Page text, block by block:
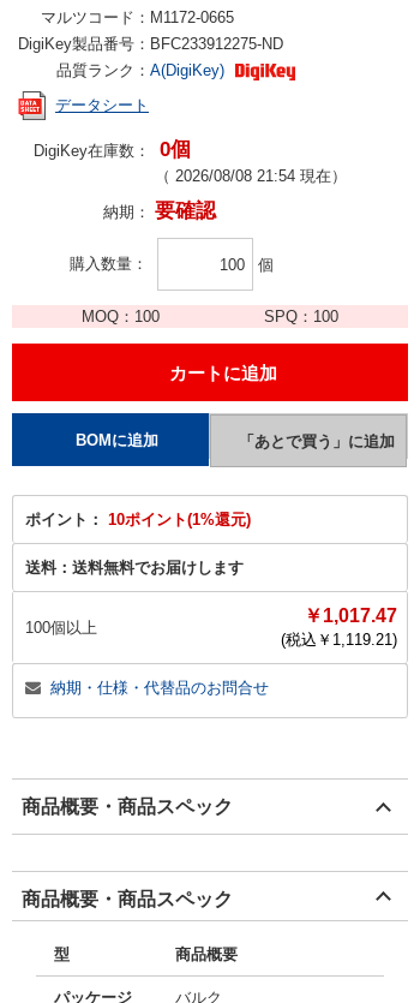
マルツコード： M1172-0665
DigiKey製品番号： BFC233912275-ND
品質ランク： A(DigiKey)
データシート
DigiKey在庫数： 0個
（ 2026/08/08 21:54 現在）
納期： 要確認
購入数量 個
MOQ： 100 SPQ： 100
ポイント： 10ポイント(1%還元)
送料： 送料無料でお届けします
100個以上
￥1,017.47
(税込￥ 1,119.21)
納期・仕様・代替品のお問合せ
商品概要・商品スペック
商品概要・商品スペック
型 商品概要
パッケージ バルク